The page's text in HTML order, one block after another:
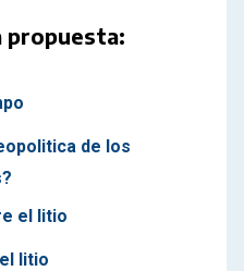
propuesta:
de los
el litio
litio